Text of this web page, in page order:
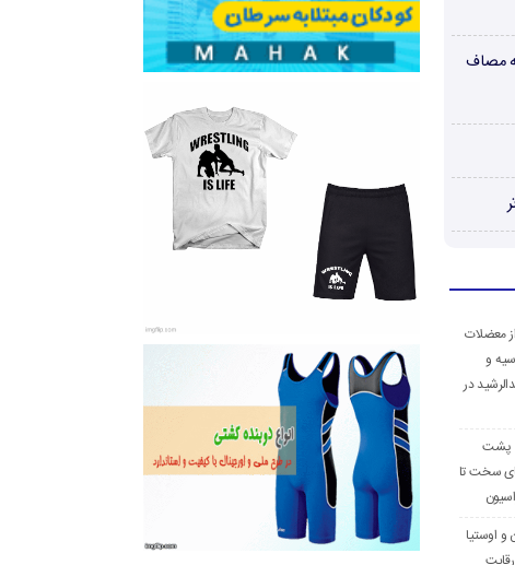
مصاف
معضلات
و
در
پشت
سخت تا
اوستیا